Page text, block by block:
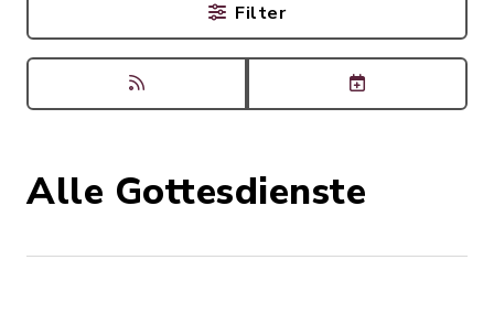
Alle Gottesdienste
Filter